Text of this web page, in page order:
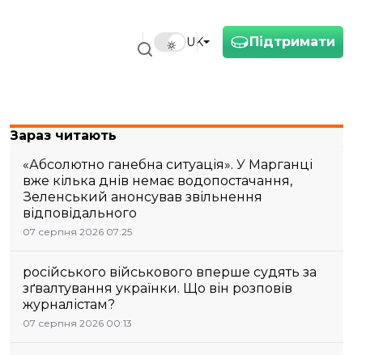
Підтримати
UK
Зараз читають
«Абсолютно ганебна ситуація». У Марганці
вже кілька днів немає водопостачання,
Зеленський анонсував звільнення
відповідального
07 серпня 2026 07:25
російського військового вперше судять за
зґвалтування українки. Що він розповів
журналістам?
07 серпня 2026 00:13